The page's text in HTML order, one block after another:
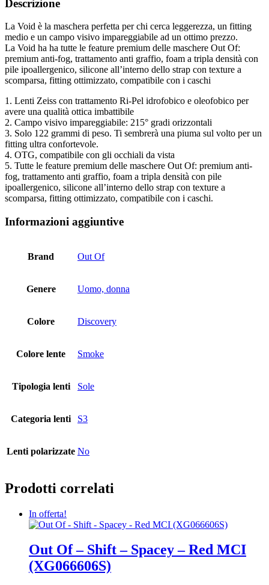
-
-
Smoke
(2G105914)
quantità
Descrizione
La Void è la maschera perfetta per chi cerca leggerezza, un fitting
medio e un campo visivo impareggiabile ad un ottimo prezzo.
La Void ha ha tutte le feature premium delle maschere Out Of:
premium anti-fog, trattamento anti graffio, foam a tripla densità con
pile ipoallergenico, silicone all’interno dello strap con texture a
scomparsa, fitting ottimizzato, compatibile con i caschi
1. Lenti Zeiss con trattamento Ri-Pel idrofobico e oleofobico per
avere una qualità ottica imbattibile
2. Campo visivo impareggiabile: 215° gradi orizzontali
3. Solo 122 grammi di peso. Ti sembrerà una piuma sul volto per un
fitting ultra confortevole.
4. OTG, compatibile con gli occhiali da vista
5. Tutte le feature premium delle maschere Out Of: premium anti-
fog, trattamento anti graffio, foam a tripla densità con pile
ipoallergenico, silicone all’interno dello strap con texture a
scomparsa, fitting ottimizzato, compatibile con i caschi.
Informazioni aggiuntive
Brand Out Of
Genere Uomo, donna
Colore Discovery
Colore lente Smoke
Tipologia lenti Sole
Categoria lenti S3
Lenti polarizzate No
Prodotti correlati
In offerta!
Out Of – Shift – Spacey – Red MCI
(XG066606S)